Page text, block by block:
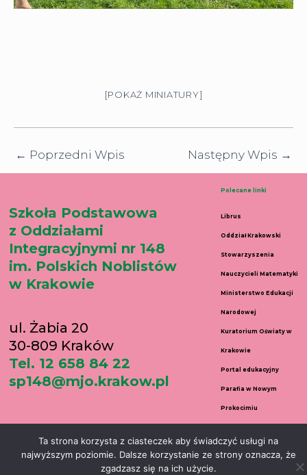
[POKAŻ MINIATURY]
← Poprzedni Wpis Następny Wpis →
Szkoła Podstawowa
z Oddziałami
Integracyjnymi nr 148
im. Polskich Noblistów
w Krakowie
ul. Żabia 20
30-809 Kraków
Tel. 12 658 84 22
sp148@mjo.krakow.pl
Polecane linki
Librus
Oddział Krakowski
Stowarzyszenia
Nauczycieli Matematyki
Ministerstwo Edukacji
Narodowej
Kuratorium Oświaty w
Krakowie
Portal edukacyjny
Parafia w Nowym
Prokocimiu
Copyright © 2026 Szkoła Podstawowa nr 148 w Krakowie | Created by Daniel
Wełnicki
Ta strona korzysta z ciasteczek aby świadczyć usługi na
najwyższym poziomie. Dalsze korzystanie ze strony oznacza, że
zgadzasz się na ich użycie.